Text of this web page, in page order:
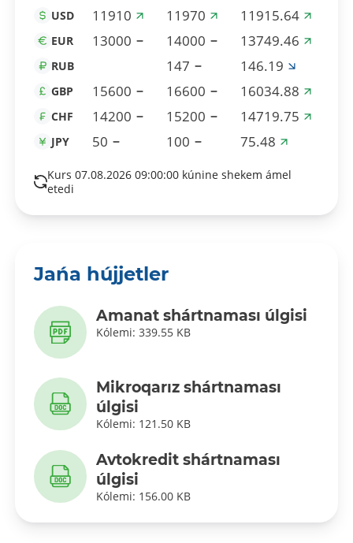
USD 11910 11970 11915.64
EUR 13000 14000 13749.46
RUB 147 146.19
GBP 15600 16600 16034.88
CHF 14200 15200 14719.75
JPY 50 100 75.48
Kurs 07.08.2026 09:00:00 kúnine shekem ámel
etedi
Jańa hújjetler
Amanat shártnaması úlgisi
Kólemi: 339.55 KB
Mikroqarız shártnaması
úlgisi
Kólemi: 121.50 KB
Avtokredit shártnaması
úlgisi
Kólemi: 156.00 KB